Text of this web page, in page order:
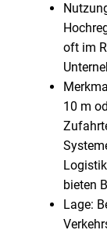
oft im
10 m
bieten
Lage: